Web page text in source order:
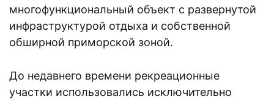
многофункциональный объект с развернутой
инфраструктурой отдыха и собственной
обширной приморской зоной.
До недавнего времени рекреационные
участки использовались исключительно